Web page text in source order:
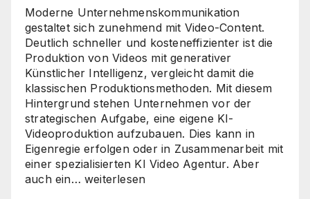
ist
Moderne Unternehmenskommunikation
gestaltet sich zunehmend mit Video-Content.
Deutlich schneller und kosteneffizienter ist die
Produktion von Videos mit generativer
Künstlicher Intelligenz, vergleicht damit die
klassischen Produktionsmethoden. Mit diesem
Hintergrund stehen Unternehmen vor der
strategischen Aufgabe, eine eigene KI-
Videoproduktion aufzubauen. Dies kann in
Eigenregie erfolgen oder in Zusammenarbeit mit
einer spezialisierten KI Video Agentur. Aber
auch ein… KI
weiterlesen